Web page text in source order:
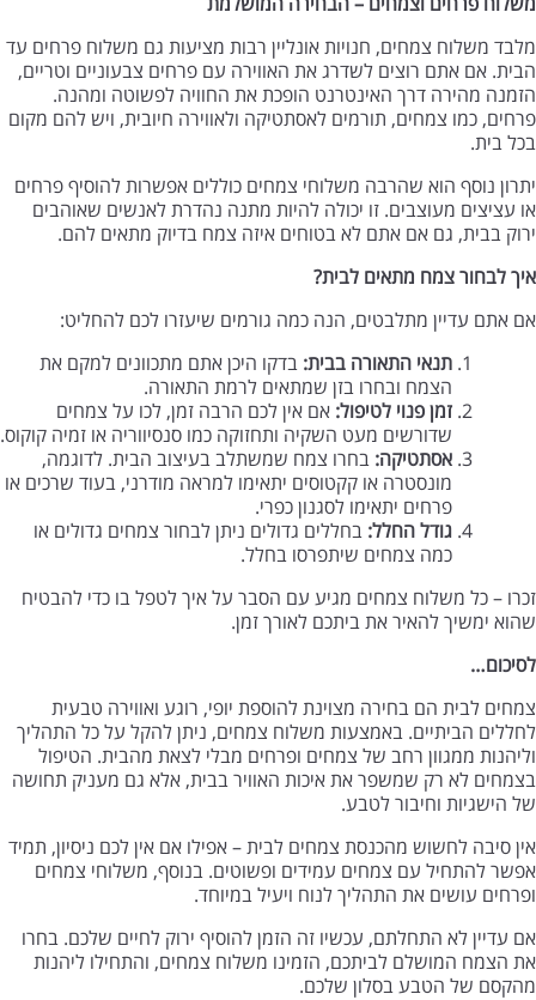
מלבד משלוח צמחים, חנויות אונליין רבות מציעות גם משלוח פרחים עד
הבית. אם אתם רוצים לשדרג את האווירה עם פרחים צבעוניים וטריים,
הזמנה מהירה דרך האינטרנט הופכת את החוויה לפשוטה ומהנה.
פרחים, כמו צמחים, תורמים לאסתטיקה ולאווירה חיובית, ויש להם מקום
בכל בית.
יתרון נוסף הוא שהרבה משלוחי צמחים כוללים אפשרות להוסיף פרחים
או עציצים מעוצבים. זו יכולה להיות מתנה נהדרת לאנשים שאוהבים
ירוק בבית, גם אם אתם לא בטוחים איזה צמח בדיוק מתאים להם.
איך לבחור צמח מתאים לבית?
אם אתם עדיין מתלבטים, הנה כמה גורמים שיעזרו לכם להחליט:
תנאי התאורה בבית: בדקו היכן אתם מתכוונים למקם את
הצמח ובחרו בזן שמתאים לרמת התאורה.
זמן פנוי לטיפול: אם אין לכם הרבה זמן, לכו על צמחים
שדורשים מעט השקיה ותחזוקה כמו סנסיווריה או זמיה קוקוס.
אסתטיקה: בחרו צמח שמשתלב בעיצוב הבית. לדוגמה,
מונסטרה או קקטוסים יתאימו למראה מודרני, בעוד שרכים או
פרחים יתאימו לסגנון כפרי.
גודל החלל: בחללים גדולים ניתן לבחור צמחים גדולים או
כמה צמחים שיתפרסו בחלל.
זכרו – כל משלוח צמחים מגיע עם הסבר על איך לטפל בו כדי להבטיח
שהוא ימשיך להאיר את ביתכם לאורך זמן.
לסיכום…
צמחים לבית הם בחירה מצוינת להוספת יופי, רוגע ואווירה טבעית
לחללים הביתיים. באמצעות משלוח צמחים, ניתן להקל על כל התהליך
וליהנות ממגוון רחב של צמחים ופרחים מבלי לצאת מהבית. הטיפול
בצמחים לא רק שמשפר את איכות האוויר בבית, אלא גם מעניק תחושה
של הישגיות וחיבור לטבע.
אין סיבה לחשוש מהכנסת צמחים לבית – אפילו אם אין לכם ניסיון, תמיד
אפשר להתחיל עם צמחים עמידים ופשוטים. בנוסף, משלוחי צמחים
ופרחים עושים את התהליך לנוח ויעיל במיוחד.
אם עדיין לא התחלתם, עכשיו זה הזמן להוסיף ירוק לחיים שלכם. בחרו
את הצמח המושלם לביתכם, הזמינו משלוח צמחים, והתחילו ליהנות
מהקסם של הטבע בסלון שלכם.